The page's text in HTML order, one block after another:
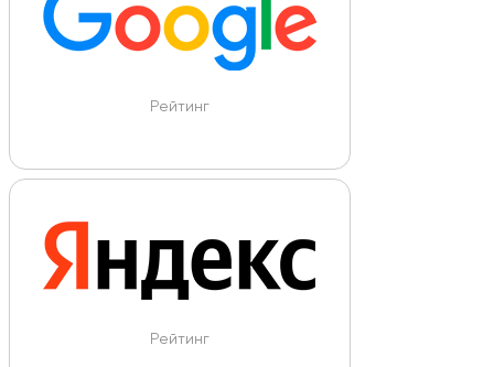
Рейтинг
Рейтинг